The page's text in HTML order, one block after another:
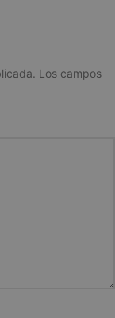
Los campos